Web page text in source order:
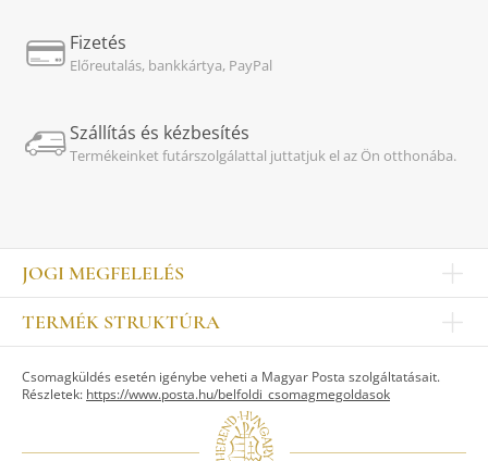
Fizetés
Előreutalás, bankkártya, PayPal
Szállítás és kézbesítés
Termékeinket futárszolgálattal juttatjuk el az Ön otthonába.
JOGI MEGFELELÉS
Impresszum
Kapcsolat
Jogi nyilatkozat
TERMÉK STRUKTÚRA
ASZTALKULTÚRA
Csomagküldés esetén igénybe veheti a Magyar Posta szolgáltatásait.
Részletek: https://www.posta.hu/belfoldi_csomagmegoldasok